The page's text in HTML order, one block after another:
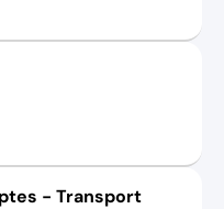
- Transport